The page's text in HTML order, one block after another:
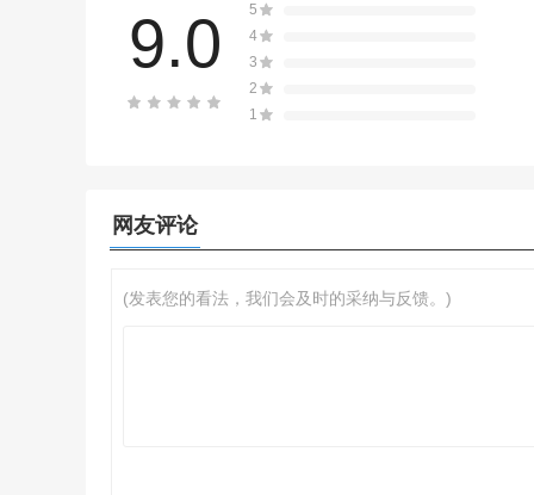
9.0
5
4
3
2
1
网友评论
(发表您的看法，我们会及时的采纳与反馈。)